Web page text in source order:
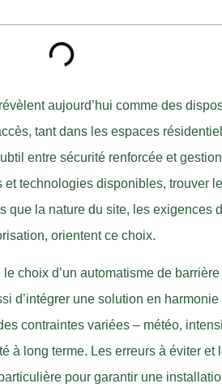
aujourd’hui comme des
tant dans les espaces
entre sécurité renforcée et
et technologies disponibles, trouver
que la nature du site, les exigences
orientent ce choix.
choix d’un automatisme de
d’intégrer une solution en harmonie
contraintes variées – météo,
à long terme. Les erreurs à éviter et
pour garantir une